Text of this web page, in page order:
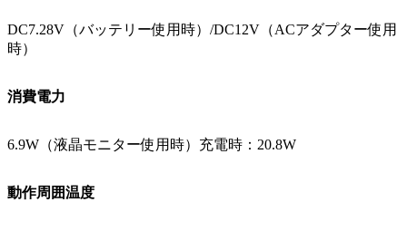
DC7.28V（バッテリー使用時）/DC12V（ACアダプター使用
時）
消費電力
6.9W（液晶モニター使用時）充電時：20.8W
動作周囲温度